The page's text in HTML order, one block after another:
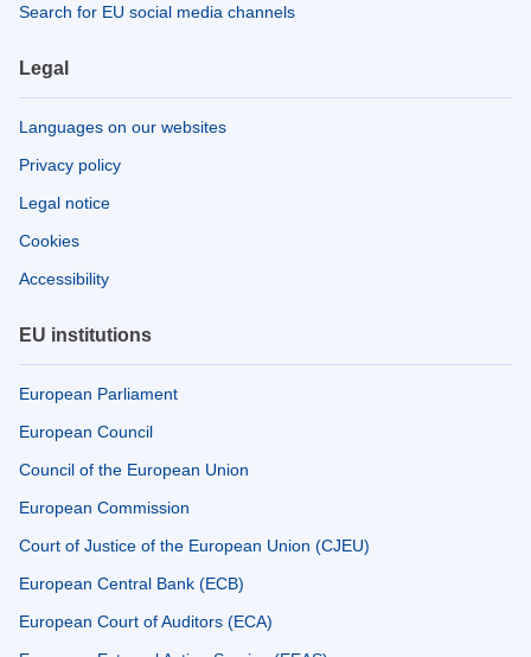
Search for EU social media channels
Legal
Languages on our websites
Privacy policy
Legal notice
Cookies
Accessibility
EU institutions
European Parliament
European Council
Council of the European Union
European Commission
Court of Justice of the European Union (CJEU)
European Central Bank (ECB)
European Court of Auditors (ECA)